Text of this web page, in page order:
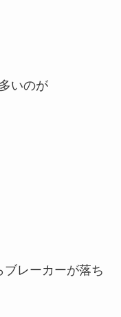
いのが
ブレーカーが落ち